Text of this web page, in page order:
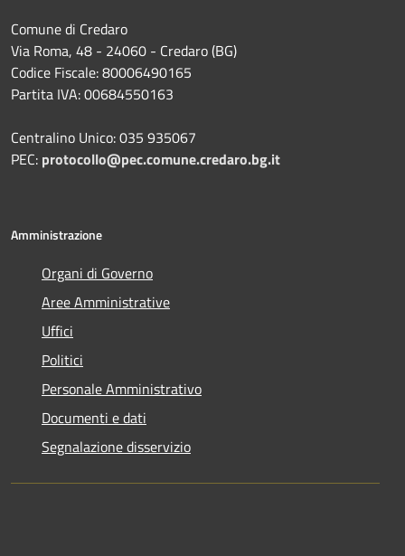
Comune di Credaro
Via Roma, 48 - 24060 - Credaro (BG)
Codice Fiscale: 80006490165
Partita IVA: 00684550163
Centralino Unico: 035 935067
PEC: protocollo@pec.comune.credaro.bg.it
Amministrazione
Organi di Governo
Aree Amministrative
Uffici
Politici
Personale Amministrativo
Documenti e dati
Segnalazione disservizio